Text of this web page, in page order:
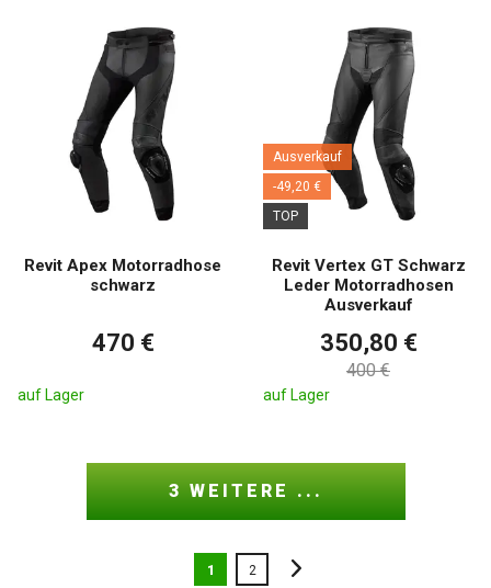
Revit Apex Motorradhose
schwarz
470 €
auf Lager
Ausverkauf
-49,20 €
TOP
Revit Vertex GT Schwarz
Leder Motorradhosen
Ausverkauf
350,80 €
400 €
auf Lager
3 WEITERE ...
1 2